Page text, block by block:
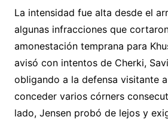
La intensidad fue alta desde el
algunas infracciones que
amonestación temprana para
avisó con intentos de Cherki,
obligando a la defensa visitante
conceder varios córners
lado, Jensen probó de lejos y